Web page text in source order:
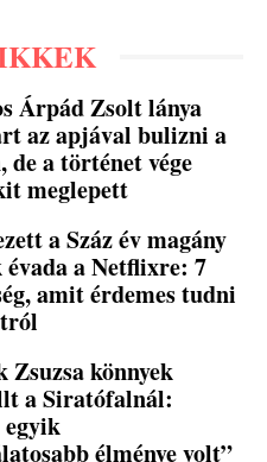
Árpád Zsolt lánya
az apjával bulizni a
de a történet vége
meglepett
a Száz év magány
évada a Netflixre: 7
amit érdemes tudni
Zsuzsa könnyek
a Siratófalnál:
élménye volt”